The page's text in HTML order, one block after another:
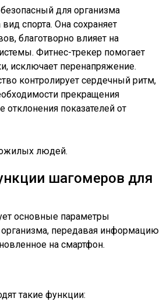
для организма
спорта. Она сохраняет
благотворно влияет на
Фитнес-трекер помогает
исключает перенапряжение.
контролирует сердечный ритм,
прекращения
отклонения показателей от
людей.
шагомеров для
основные параметры
передавая информацию
на смартфон.
такие функции: